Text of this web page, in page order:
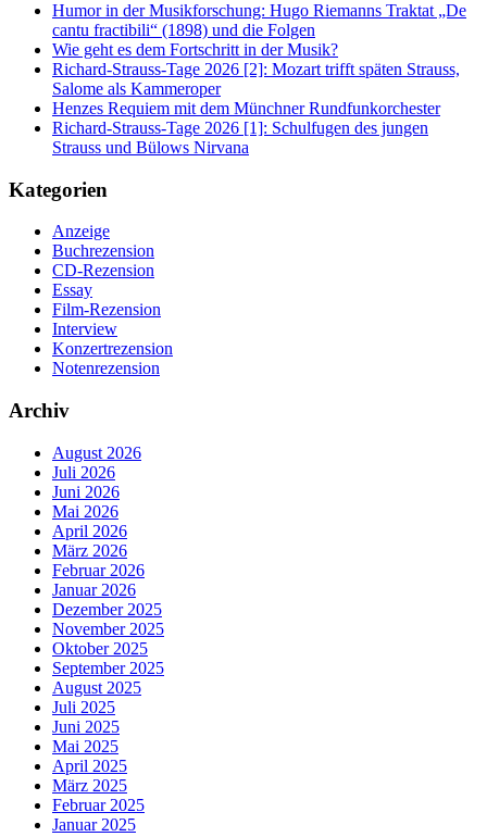
Humor in der Musikforschung: Hugo Riemanns Traktat „De
cantu fractibili“ (1898) und die Folgen
Wie geht es dem Fortschritt in der Musik?
Richard-Strauss-Tage 2026 [2]: Mozart trifft späten Strauss,
Salome als Kammeroper
Henzes Requiem mit dem Münchner Rundfunkorchester
Richard-Strauss-Tage 2026 [1]: Schulfugen des jungen
Strauss und Bülows Nirvana
Kategorien
Anzeige
Buchrezension
CD-Rezension
Essay
Film-Rezension
Interview
Konzertrezension
Notenrezension
Archiv
August 2026
Juli 2026
Juni 2026
Mai 2026
April 2026
März 2026
Februar 2026
Januar 2026
Dezember 2025
November 2025
Oktober 2025
September 2025
August 2025
Juli 2025
Juni 2025
Mai 2025
April 2025
März 2025
Februar 2025
Januar 2025